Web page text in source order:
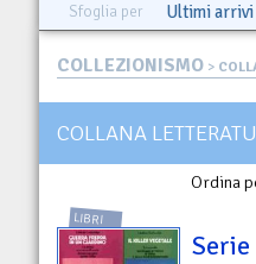
Sfoglia per Ultimi arrivi
COLLEZIONISMO >
COLLANA
Ordina
LIBRI